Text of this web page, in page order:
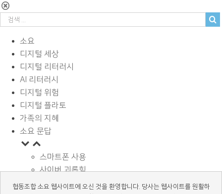
소요
디지털 세상
디지털 리터러시
AI 리터러시
디지털 위험
디지털 플라토
가족의 지혜
소요 문답
스마트폰 사용
사이버 괴롭힘
페이스북과 SNS
협동조합 소요 웹사이트에 오신 것을 환영합니다. 당사는 웹사이트를 원활하